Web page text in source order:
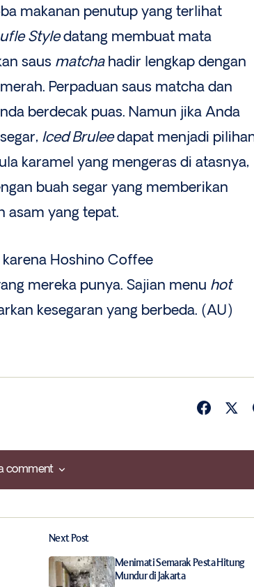
makanan penutup yang terlihat
Styledatang membuat mata
saus matcha hadir lengkap dengan
Perpaduan saus matcha dan
berdecak puas. Namun jika Anda
Iced Bruleedapat menjadi
karamel yang mengeras di atasnya,
buah segar yang memberikan
asam yang tepat.
Hoshino Coffee
mereka punya. Sajian menu hot
kesegaran yang berbeda. (AU)
comment
comment
fields are marked
Next Post
Menimati Semarak Pesta Hitung
Mundur di Jakarta